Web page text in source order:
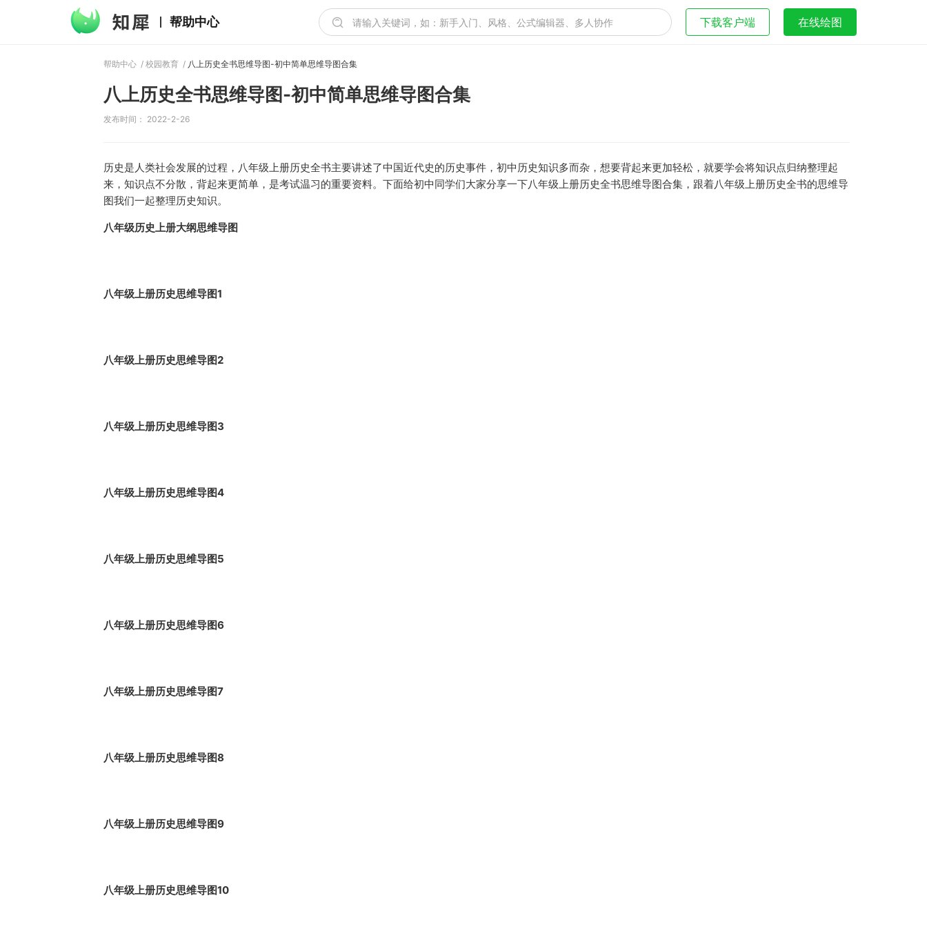
帮助中心 下载客户端 在线绘图
帮助中心 / 校园教育 / 八上历史全书思维导图-初中简单思维导图合集
八上历史全书思维导图-初中简单思维导图合集
发布时间： 2022-2-26
历史是人类社会发展的过程，八年级上册历史全书主要讲述了中国近代史的历史事件，初中历史知识多而杂，想要背起来更加轻松，就要学会将知识点归纳整理起
来，知识点不分散，背起来更简单，是考试温习的重要资料。下面给初中同学们大家分享一下八年级上册历史全书思维导图合集，跟着八年级上册历史全书的思维导
图我们一起整理历史知识。
八年级历史上册大纲思维导图
八年级上册历史思维导图1
八年级上册历史思维导图2
八年级上册历史思维导图3
八年级上册历史思维导图4
八年级上册历史思维导图5
八年级上册历史思维导图6
八年级上册历史思维导图7
八年级上册历史思维导图8
八年级上册历史思维导图9
八年级上册历史思维导图10